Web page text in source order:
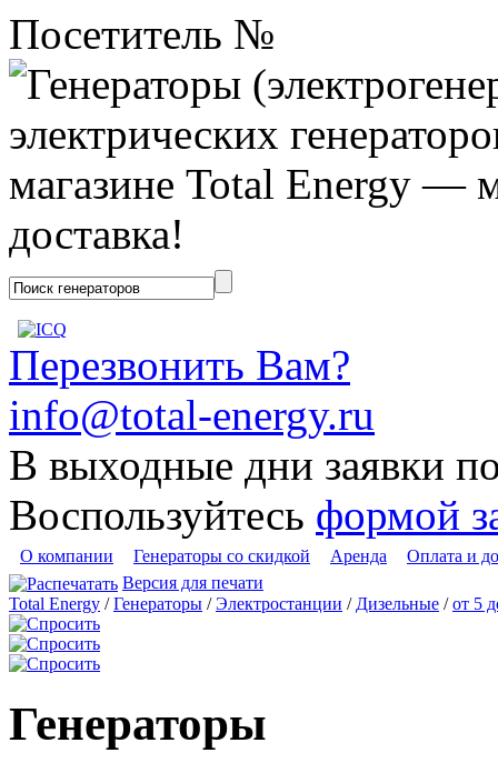
Посетитель №
Перезвонить Вам?
info@total-energy.ru
В выходные дни заявки
Воспользуйтесь формой
О компании Генераторы со скидкой Аренда
Оплата и
Версия для печати
Total Energy /Генераторы /Электростанции / Дизельные /от 5
Генераторы